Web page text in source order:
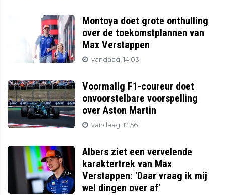
Montoya doet grote onthulling
over de toekomstplannen van
Max Verstappen
vandaag, 14:03
Voormalig F1-coureur doet
onvoorstelbare voorspelling
over Aston Martin
vandaag, 12:56
Albers ziet een vervelende
karaktertrek van Max
Verstappen: 'Daar vraag ik mij
wel dingen over af'